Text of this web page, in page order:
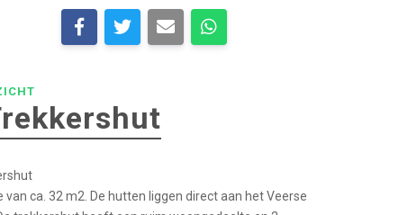
ca. 32 m2. De hutten liggen direct aan het Veerse